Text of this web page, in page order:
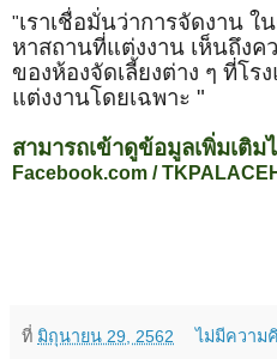
"เราเชื่อมั่นว่าการจัดงาน ใ
หาสถานที่แต่งงาน เห็นถึงค
ของห้องจัดเลี้ยงต่าง ๆ ที่โร
แต่งงานโดยเฉพาะ "
สามารถเข้าดูข้อมูลเพิ่มเติม
Facebook.com /
ที่ มิถุนายน 29, 2562 ไม่มีความ